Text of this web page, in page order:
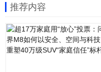
推荐内容